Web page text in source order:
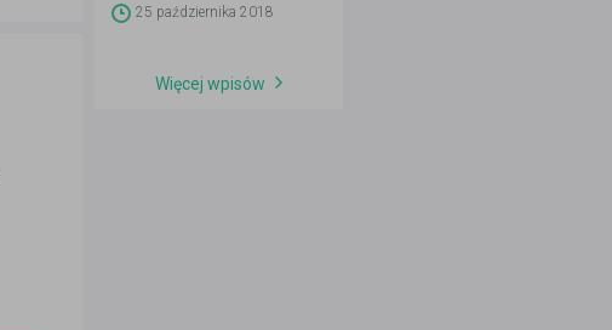
dodatkową kwalifikacją, która
obowiązkiem. To oczywiście nie
25 października 2018
Więcej wpisów